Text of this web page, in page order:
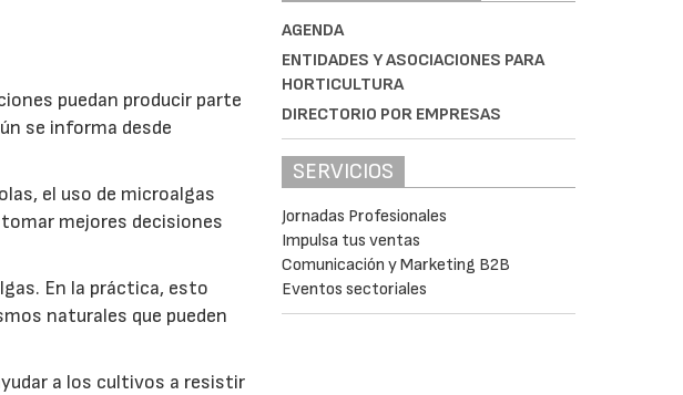
puedan producir parte
se informa desde
el uso de microalgas
mejores decisiones
En la práctica, esto
naturales que pueden
a los cultivos a resistir
AGENDA
ENTIDADES Y ASOCIACIONES PARA
HORTICULTURA
DIRECTORIO POR EMPRESAS
SERVICIOS
Jornadas Profesionales
Impulsa tus ventas
Comunicación y Marketing B2B
Eventos sectoriales